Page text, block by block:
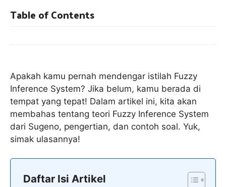
Apakah kamu pernah mendengar istilah Fuzzy
Inference System? Jika belum, kamu berada di
tempat yang tepat! Dalam artikel ini, kita akan
membahas tentang teori Fuzzy Inference System
dari Sugeno, pengertian, dan contoh soal. Yuk,
simak ulasannya!
Daftar Isi Artikel
Table of Contents